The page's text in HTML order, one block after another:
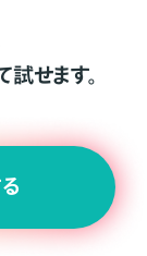
せます。